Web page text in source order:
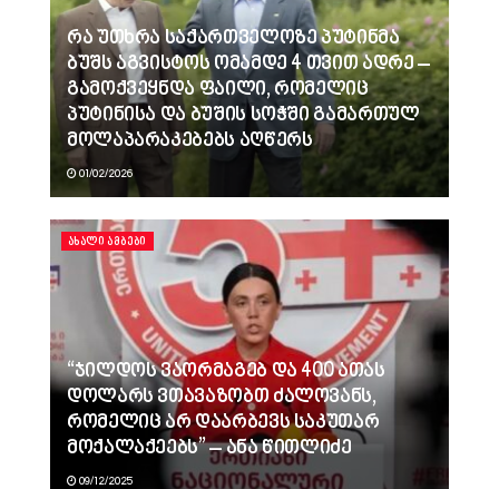
რა უთხრა საქართველოზე პუტინმა
ბუშს აგვისტოს ომამდე 4 თვით ადრე –
გამოქვეყნდა ფაილი, რომელიც
პუტინისა და ბუშის სოჭში გამართულ
მოლაპარაკებებს აღწერს
01/02/2026
ᲐᲮᲐᲚᲘ ᲐᲛᲑᲔᲑᲘ
“ჯილდოს ვაორმაგებ და 400 ათას
დოლარს ვთავაზობთ ძალოვანს,
რომელიც არ დაარბევს საკუთარ
მოქალაქეებს” – ანა წითლიძე
09/12/2025